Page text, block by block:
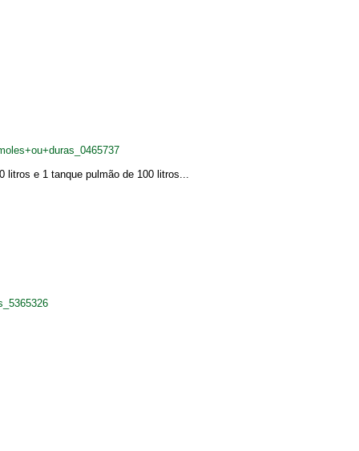
litros e 1 tanque pulmão de 100 litros...